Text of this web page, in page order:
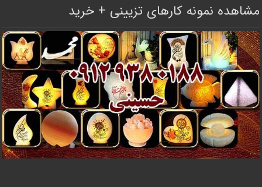
مشاهده نمونه کارهای تزیینی + خرید